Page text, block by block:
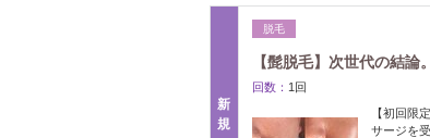
新
規
脱毛
【髭脱毛】次世代の結
回数： 1回
【初回限
サージを